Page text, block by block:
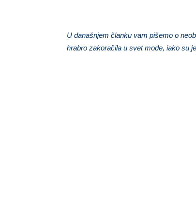
U današnjem članku vam pišemo o
hrabro zakoračila u svet mode, iako su